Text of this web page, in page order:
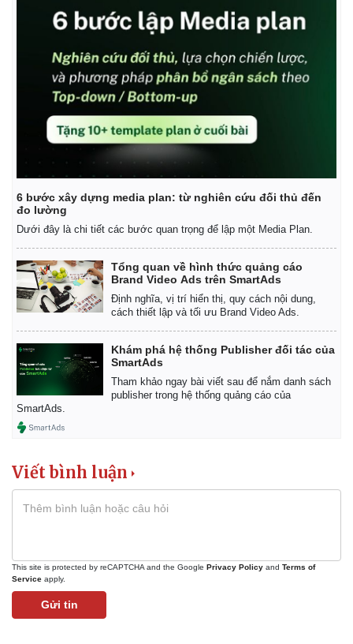
6 bước xây dựng media plan: từ nghiên cứu đối thủ đến
đo lường
Dưới đây là chi tiết các bước quan trọng để lập một Media Plan.
Tổng quan về hình thức quảng cáo
Brand Video Ads trên SmartAds
Định nghĩa, vị trí hiển thị, quy cách nội dung,
cách thiết lập và tối ưu Brand Video Ads.
Khám phá hệ thống Publisher đối tác của
SmartAds
Tham khảo ngay bài viết sau để nắm danh sách
publisher trong hệ thống quảng cáo của
SmartAds.
Viết bình luận
This site is protected by reCAPTCHA and the Google Privacy Policy and Terms of
Service apply.
Gửi tin